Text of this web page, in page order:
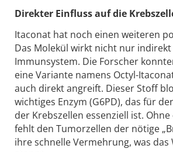
Direkter Einfluss auf die
Itaconat hat noch einen weiteren
Das Molekül wirkt nicht nur
Immunsystem. Die Forscher
eine Variante namens Octyl-
auch direkt angreift. Dieser Stoff
wichtiges Enzym (G6PD), das für
der Krebszellen essenziell ist. Ohne
fehlt den Tumorzellen der nötige
ihre schnelle Vermehrung, was das